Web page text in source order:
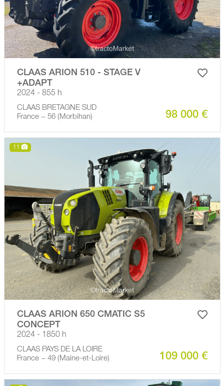
CLAAS ARION 510 - STAGE V
+ADAPT
2024 - 855 h
CLAAS BRETAGNE SUD
France − 56 (Morbihan)
98 000 €
11
CLAAS ARION 650 CMATIC S5
CONCEPT
2024 - 1850 h
CLAAS PAYS DE LA LOIRE
France − 49 (Maine-et-Loire)
109 000 €